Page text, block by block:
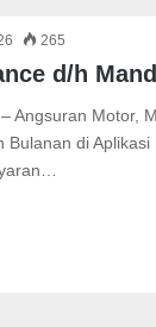
265
d/h
Angsuran Motor,
di Aplikasi